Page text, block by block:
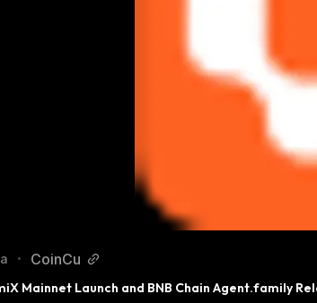
• CoinCu
Mainnet Launch and BNB Chain Agent.family